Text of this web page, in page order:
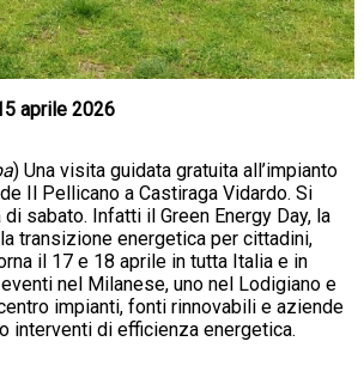
aprile 2026
) Una visita guidata gratuita all’impianto
Il Pellicano a Castiraga Vidardo. Si
sabato. Infatti il Green Energy Day, la
transizione energetica per cittadini,
il 17 e 18 aprile in tutta Italia e in
nel Milanese, uno nel Lodigiano e
impianti, fonti rinnovabili e aziende
interventi di efficienza energetica.